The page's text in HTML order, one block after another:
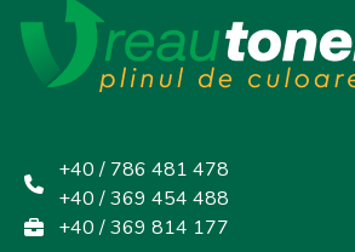
+40 / 786 481 478
+40 / 369 454 488
+40 / 369 814 177